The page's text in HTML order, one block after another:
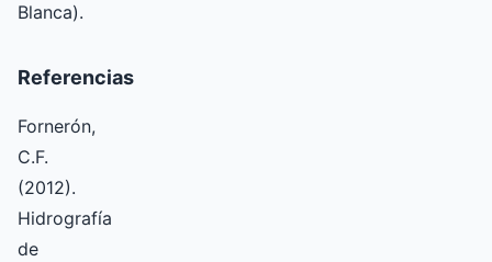
Blanca).
Referencias
Fornerón,
C.F.
(2012).
Hidrografía
de